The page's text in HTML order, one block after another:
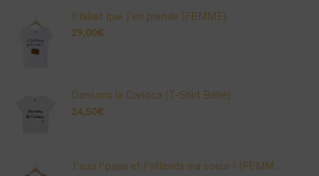
Il fallait que j'en prende (FEMME)
29,00€
Dansons la Carioca (T-Shirt Bébé)
24,50€
J'suis l'pape et j'attends ma soeur ! (FEMM...